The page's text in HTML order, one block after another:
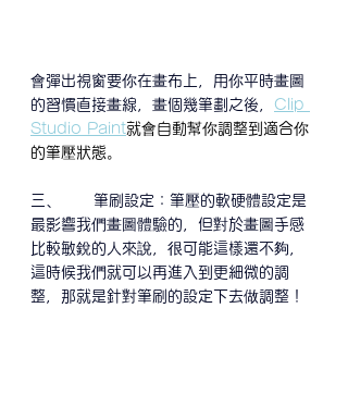
會彈出視窗要你在畫布上，用你平時畫圖
的習慣直接畫線，畫個幾筆劃之後， Clip
Studio Paint就會自動幫你調整到適合你
的筆壓狀態。
三、      筆刷設定：筆壓的軟硬體設定是
最影響我們畫圖體驗的，但對於畫圖手感
比較敏銳的人來說，很可能這樣還不夠，
這時候我們就可以再進入到更細微的調
整，那就是針對筆刷的設定下去做調整！